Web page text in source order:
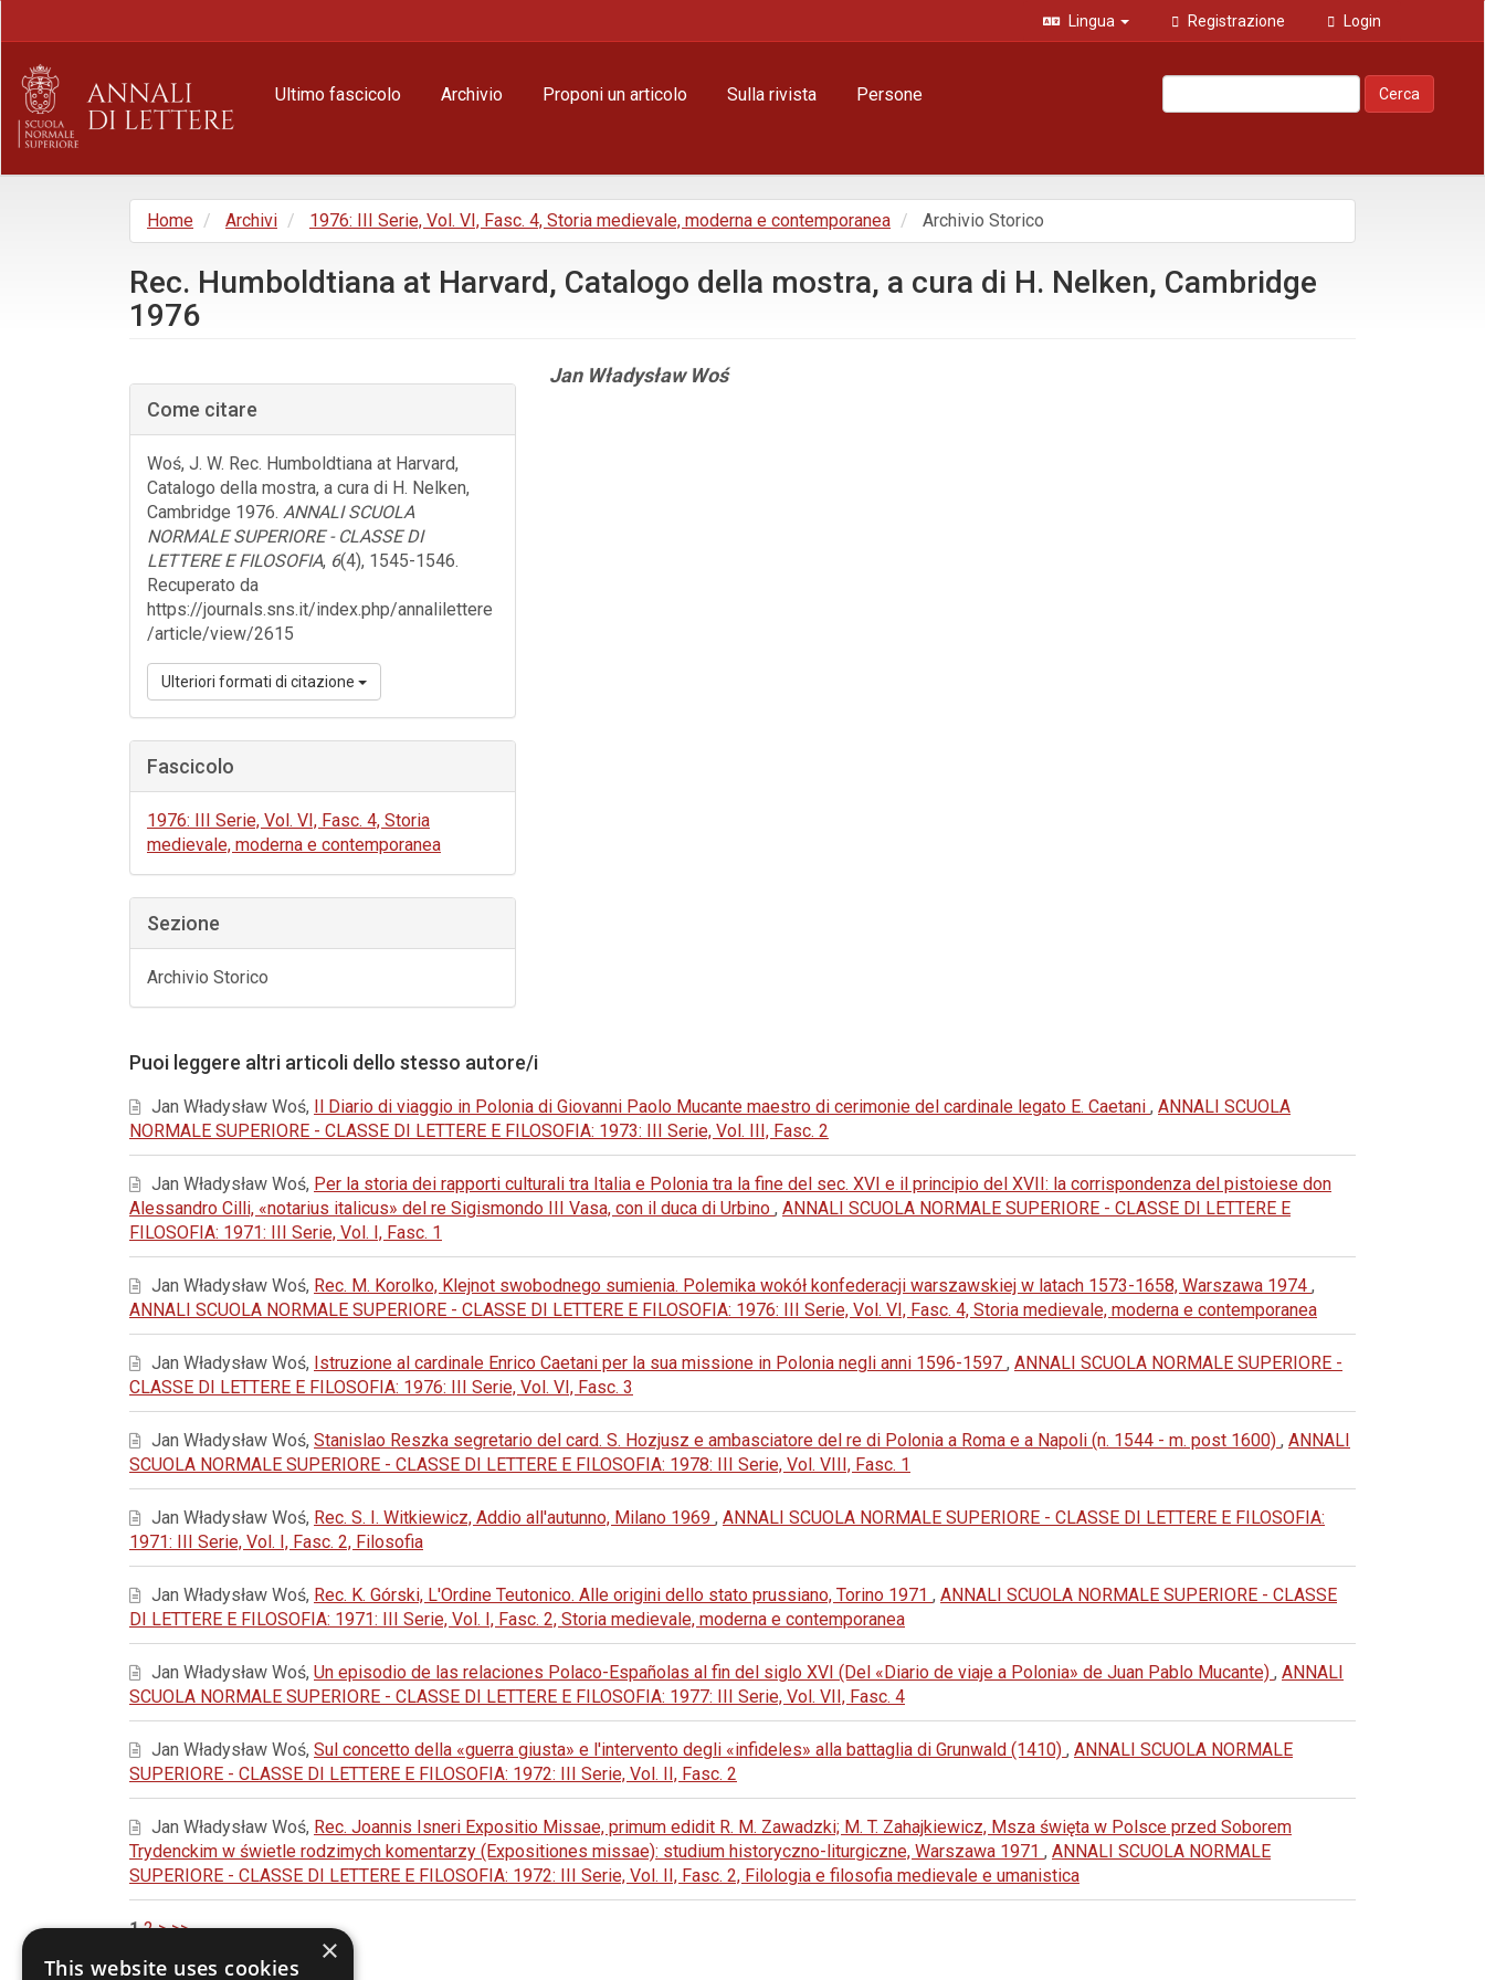
principale
Barra
laterale
Lingua Registrazione Login
Ultimo fascicolo Archivio Proponi un articolo Sulla rivista Persone Cerca
Home Archivi 1976: III Serie, Vol. VI, Fasc. 4, Storia medievale, moderna e contemporanea Archivio Storico
Rec. Humboldtiana at Harvard, Catalogo della mostra, a cura di H. Nelken, Cambridge
1976
laterale
dell'articolo
Come citare
Woś, J. W. Rec. Humboldtiana at Harvard,
Catalogo della mostra, a cura di H. Nelken,
Cambridge 1976. ANNALI SCUOLA
NORMALE SUPERIORE - CLASSE DI
LETTERE E FILOSOFIA, 6(4), 1545-1546.
Recuperato da
https://journals.sns.it/index.php/annalilettere
/article/view/2615
Ulteriori formati di citazione
Fascicolo
1976: III Serie, Vol. VI, Fasc. 4, Storia
medievale, moderna e contemporanea
Sezione
Archivio Storico
Contenuto
Jan Władysław Woś
Puoi leggere altri articoli dello stesso autore/i
Jan Władysław Woś, Il Diario di viaggio in Polonia di Giovanni Paolo Mucante maestro di cerimonie del cardinale legato E. Caetani , ANNALI SCUOLA
NORMALE SUPERIORE - CLASSE DI LETTERE E FILOSOFIA: 1973: III Serie, Vol. III, Fasc. 2
Jan Władysław Woś, Per la storia dei rapporti culturali tra Italia e Polonia tra la fine del sec. XVI e il principio del XVII: la corrispondenza del pistoiese don
Alessandro Cilli, «notarius italicus» del re Sigismondo III Vasa, con il duca di Urbino , ANNALI SCUOLA NORMALE SUPERIORE - CLASSE DI LETTERE E
FILOSOFIA: 1971: III Serie, Vol. I, Fasc. 1
Jan Władysław Woś, Rec. M. Korolko, Klejnot swobodnego sumienia. Polemika wokół konfederacji warszawskiej w latach 1573-1658, Warszawa 1974 ,
ANNALI SCUOLA NORMALE SUPERIORE - CLASSE DI LETTERE E FILOSOFIA: 1976: III Serie, Vol. VI, Fasc. 4, Storia medievale, moderna e contemporanea
Jan Władysław Woś, Istruzione al cardinale Enrico Caetani per la sua missione in Polonia negli anni 1596-1597 , ANNALI SCUOLA NORMALE SUPERIORE -
CLASSE DI LETTERE E FILOSOFIA: 1976: III Serie, Vol. VI, Fasc. 3
Jan Władysław Woś, Stanislao Reszka segretario del card. S. Hozjusz e ambasciatore del re di Polonia a Roma e a Napoli (n. 1544 - m. post 1600) , ANNALI
SCUOLA NORMALE SUPERIORE - CLASSE DI LETTERE E FILOSOFIA: 1978: III Serie, Vol. VIII, Fasc. 1
Jan Władysław Woś, Rec. S. I. Witkiewicz, Addio all'autunno, Milano 1969 , ANNALI SCUOLA NORMALE SUPERIORE - CLASSE DI LETTERE E FILOSOFIA:
1971: III Serie, Vol. I, Fasc. 2, Filosofia
Jan Władysław Woś, Rec. K. Górski, L'Ordine Teutonico. Alle origini dello stato prussiano, Torino 1971 , ANNALI SCUOLA NORMALE SUPERIORE - CLASSE
DI LETTERE E FILOSOFIA: 1971: III Serie, Vol. I, Fasc. 2, Storia medievale, moderna e contemporanea
Jan Władysław Woś, Un episodio de las relaciones Polaco-Españolas al fin del siglo XVI (Del «Diario de viaje a Polonia» de Juan Pablo Mucante) , ANNALI
SCUOLA NORMALE SUPERIORE - CLASSE DI LETTERE E FILOSOFIA: 1977: III Serie, Vol. VII, Fasc. 4
Jan Władysław Woś, Sul concetto della «guerra giusta» e l'intervento degli «infideles» alla battaglia di Grunwald (1410) , ANNALI SCUOLA NORMALE
SUPERIORE - CLASSE DI LETTERE E FILOSOFIA: 1972: III Serie, Vol. II, Fasc. 2
Jan Władysław Woś, Rec. Joannis Isneri Expositio Missae, primum edidit R. M. Zawadzki; M. T. Zahajkiewicz, Msza święta w Polsce przed Soborem
Trydenckim w świetle rodzimych komentarzy (Expositiones missae): studium historyczno-liturgiczne, Warszawa 1971 , ANNALI SCUOLA NORMALE
SUPERIORE - CLASSE DI LETTERE E FILOSOFIA: 1972: III Serie, Vol. II, Fasc. 2, Filologia e filosofia medievale e umanistica
1 2 > >>
×
This website uses cookies